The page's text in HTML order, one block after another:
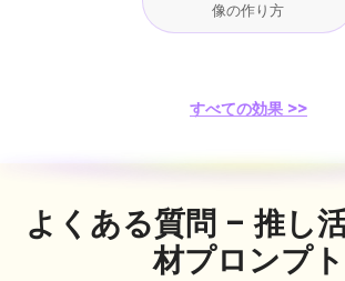
像の作り方
すべての効果 >>
よくある質問 – 推し
材プロンプト